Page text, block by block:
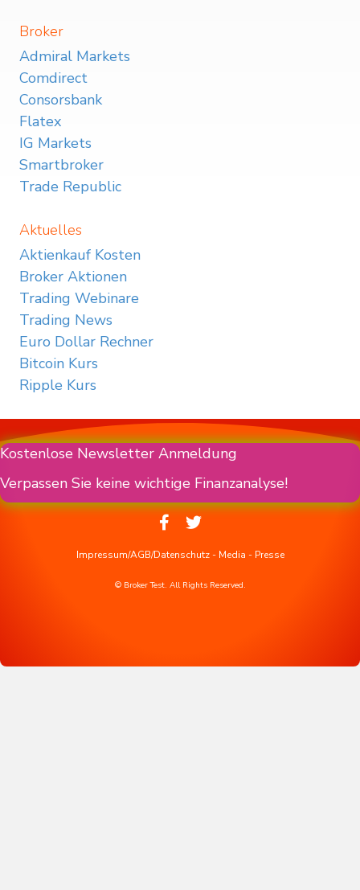
Broker
Admiral Markets
Comdirect
Consorsbank
Flatex
IG Markets
Smartbroker
Trade Republic
Aktuelles
Aktienkauf Kosten
Broker Aktionen
Trading Webinare
Trading News
Euro Dollar Rechner
Bitcoin Kurs
Ripple Kurs
Kostenlose Newsletter Anmeldung
Verpassen Sie keine wichtige Finanzanalyse!
Impressum/AGB/Datenschutz- Media - Presse
© Broker Test. All Rights Reserved.